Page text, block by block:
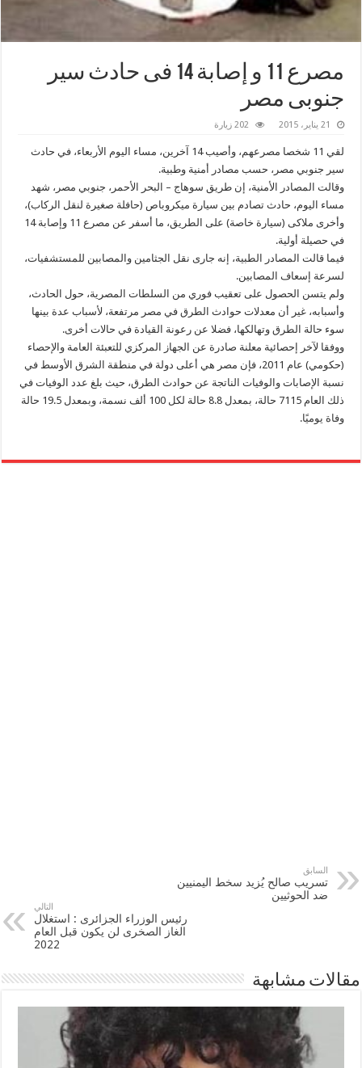
مصرع 11 و إصابة 14 فى حادث سير
جنوبى مصر
21 يناير، 2015 202 زيارة
لقي 11 شخصا مصرعهم، وأصيب 14 آخرين، مساء اليوم الأربعاء، في حادث
سير جنوبي مصر، حسب مصادر أمنية وطبية.
وقالت المصادر الأمنية، إن طريق سوهاج – البحر الأحمر، جنوبي مصر، شهد
مساء اليوم، حادث تصادم بين سيارة ميكروباص (حافلة صغيرة لنقل الركاب)،
وأخرى ملاكى (سيارة خاصة) على الطريق، ما أسفر عن مصرع 11 وإصابة 14
في حصيلة أولية.
فيما قالت المصادر الطبية، إنه جارى نقل الجثامين والمصابين للمستشفيات،
لسرعة إسعاف المصابين.
ولم يتسن الحصول على تعقيب فوري من السلطات المصرية، حول الحادث،
وأسبابه، غير أن معدلات حوادث الطرق في مصر مرتفعة، لأسباب عدة بينها
سوء حالة الطرق وتهالكها، فضلا عن رعونة القيادة في حالات أخرى.
ووفقا لآخر إحصائية معلنة صادرة عن الجهاز المركزي للتعبئة العامة والإحصاء
(حكومي) عام 2011، فإن مصر هي أعلى دولة في منطقة الشرق الأوسط في
نسبة الإصابات والوفيات الناتجة عن حوادث الطرق، حيث بلغ عدد الوفيات في
ذلك العام 7115 حالة، بمعدل 8.8 حالة لكل 100 ألف نسمة، وبمعدل 19.5 حالة
وفاة يوميًا.
السابق
تسريب صالح يُزيد سخط اليمنيين
ضد الحوثيين
التالي
رئيس الوزراء الجزائرى : استغلال
الغاز الصخرى لن يكون قبل العام
2022
مقالات مشابهة